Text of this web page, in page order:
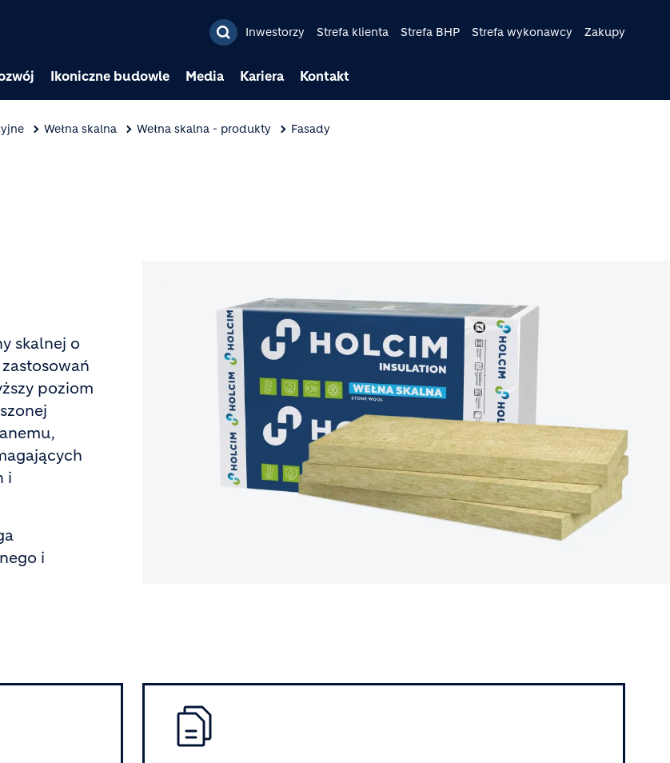
Przejdź do treści
Inwestorzy Strefa klienta Strefa BHP Strefa wykonawcy Zakupy
Ikoniczne budowle Media Kariera Kontakt
Wełna skalna Wełna skalna - produkty
Fasady
skalnej o
poziom
i
i
Image